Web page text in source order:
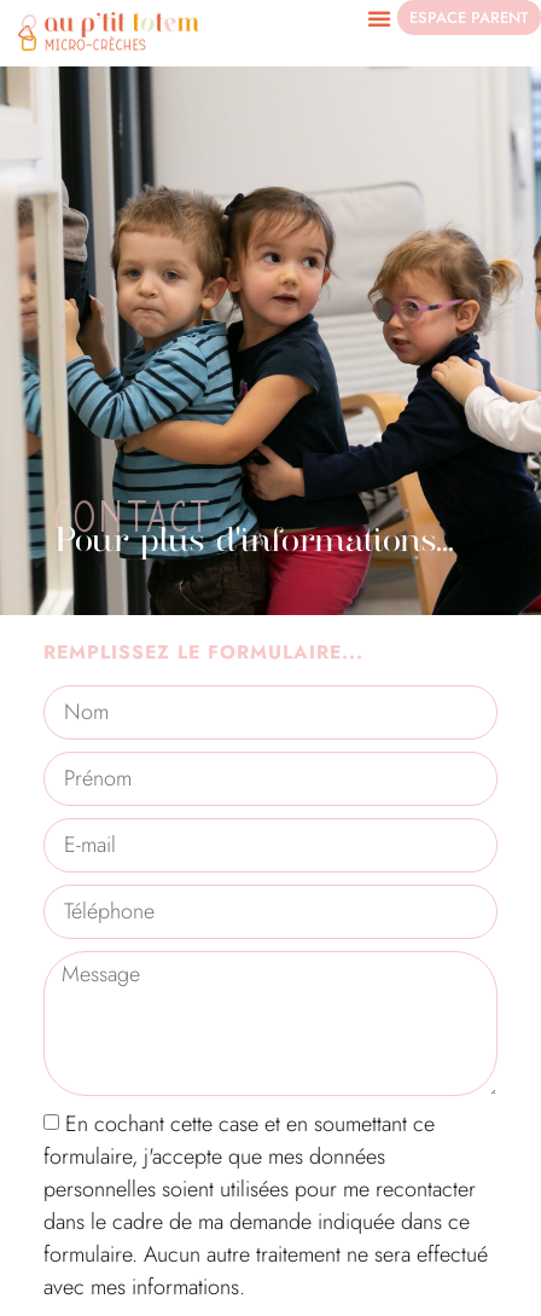
ESPACE PARENT
CONTACT
Pour plus d'informations...
REMPLISSEZ LE FORMULAIRE...
En cochant cette case et en soumettant ce
formulaire, j'accepte que mes données
personnelles soient utilisées pour me recontacter
dans le cadre de ma demande indiquée dans ce
formulaire. Aucun autre traitement ne sera effectué
avec mes informations.